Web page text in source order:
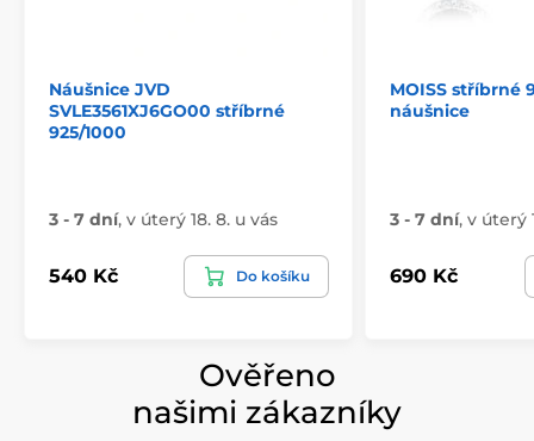
Náušnice JVD
SVLE3561XJ6GO00 stříbrné
925/1000
3 - 7 dní, v úterý 18. 8. u vás
540 Kč Do košíku
MOISS stříbrné
náušnice
3 - 7 dní, v úterý
690 Kč
Ověřeno
našimi zákazníky